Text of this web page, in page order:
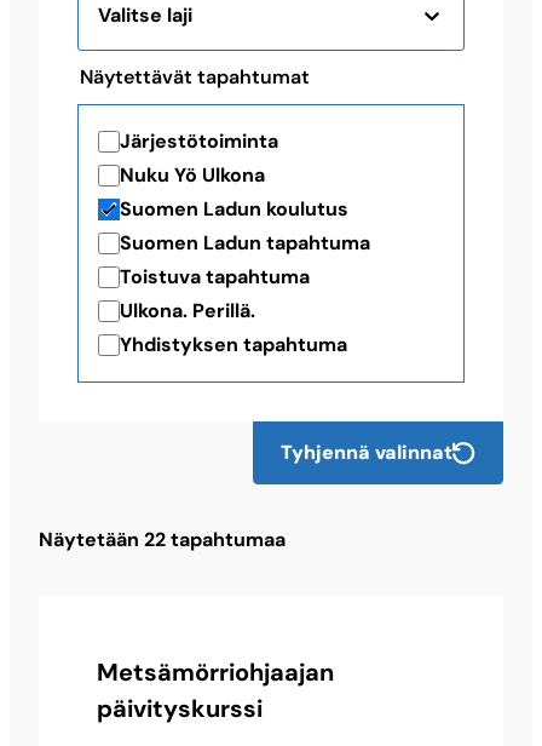
Valitse laji
Näytettävät tapahtumat
Järjestötoiminta
Nuku Yö Ulkona
Suomen Ladun koulutus
Suomen Ladun tapahtuma
Toistuva tapahtuma
Ulkona. Perillä.
Yhdistyksen tapahtuma
Tyhjennä valinnat
Näytetään 22tapahtumaa
Metsämörriohjaajan
päivityskurssi